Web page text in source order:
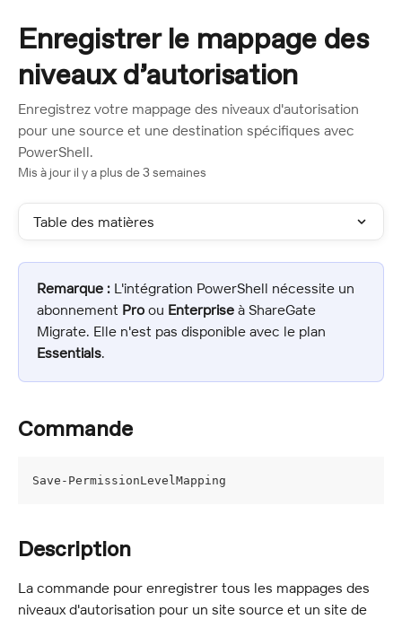
Enregistrer le mappage des
niveaux d’autorisation
Enregistrez votre mappage des niveaux d'autorisation
pour une source et une destination spécifiques avec
PowerShell.
Mis à jour il y a plus de 3 semaines
Table des matières
Remarque : L'intégration PowerShell nécessite un
abonnement Pro ou Enterprise à ShareGate
Migrate. Elle n'est pas disponible avec le plan
Essentials.
Commande
Save-PermissionLevelMapping
Description
La commande pour enregistrer tous les mappages des
niveaux d'autorisation pour un site source et un site de